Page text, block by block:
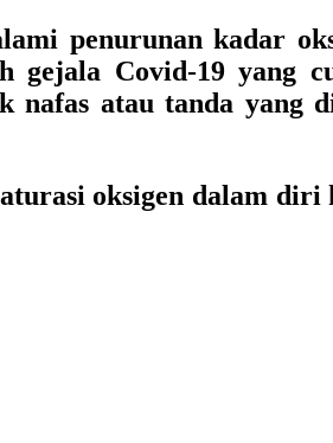
penurunan kadar
gejala Covid-19 yang
atau tanda yang
oksigen dalam diri